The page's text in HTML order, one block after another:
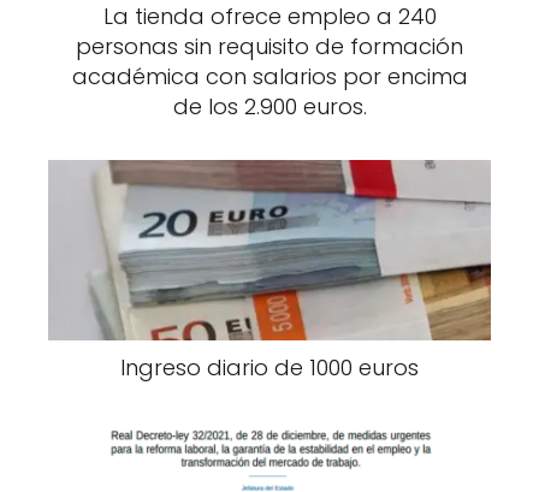
La tienda ofrece empleo a 240
personas sin requisito de formación
académica con salarios por encima
de los 2.900 euros.
Ingreso diario de 1000 euros